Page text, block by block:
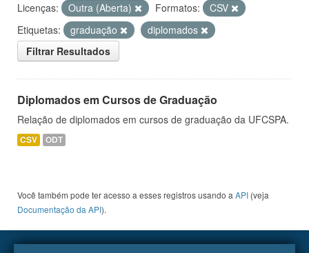
Licenças: Outra (Aberta) Formatos:
CSV
Etiquetas:
graduação
diplomados
Filtrar Resultados
Diplomados em Cursos de Graduação
Relação de diplomados em cursos de graduação da UFCSPA.
CSV ODT
Você também pode ter acesso a esses registros usando a API (veja
Documentação da API).